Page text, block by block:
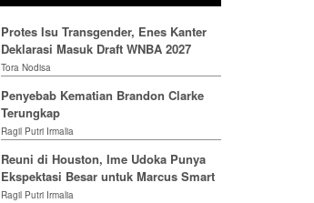
Protes Isu Transgender, Enes Kanter
Deklarasi Masuk Draft WNBA 2027
Tora Nodisa
Penyebab Kematian Brandon Clarke
Terungkap
Ragil Putri Irmalia
Reuni di Houston, Ime Udoka Punya
Ekspektasi Besar untuk Marcus Smart
Ragil Putri Irmalia